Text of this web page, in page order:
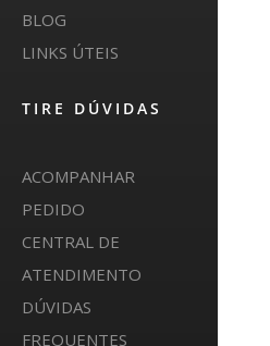
BLOG
LINKS ÚTEIS
TIRE DÚVIDAS
ACOMPANHAR
PEDIDO
CENTRAL DE
ATENDIMENTO
DÚVIDAS
FREQUENTES